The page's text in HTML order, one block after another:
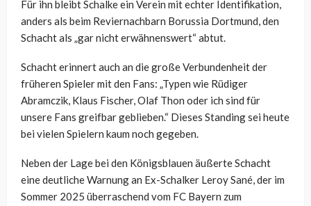
Für ihn bleibt Schalke ein Verein mit echter Identifikation,
anders als beim Reviernachbarn Borussia Dortmund, den
Schacht als „gar nicht erwähnenswert“ abtut.
Schacht erinnert auch an die große Verbundenheit der
früheren Spieler mit den Fans: „Typen wie Rüdiger
Abramczik, Klaus Fischer, Olaf Thon oder ich sind für
unsere Fans greifbar geblieben.“ Dieses Standing sei heute
bei vielen Spielern kaum noch gegeben.
Neben der Lage bei den Königsblauen äußerte Schacht
eine deutliche Warnung an Ex-Schalker Leroy Sané, der im
Sommer 2025 überraschend vom FC Bayern zum